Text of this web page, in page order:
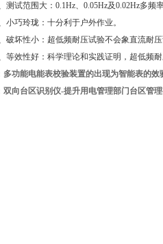
试范围大：0.1Hz、0.05Hz及0.02Hz多频率
巧玲珑：十分利于户外作业。
坏性小：超低频耐压试验不会象直流耐压
效性好：科学理论和实践证明，超低频耐
多功能电能表校验装置的出现为智能表的效
双向台区识别仪-提升用电管理部门台区管